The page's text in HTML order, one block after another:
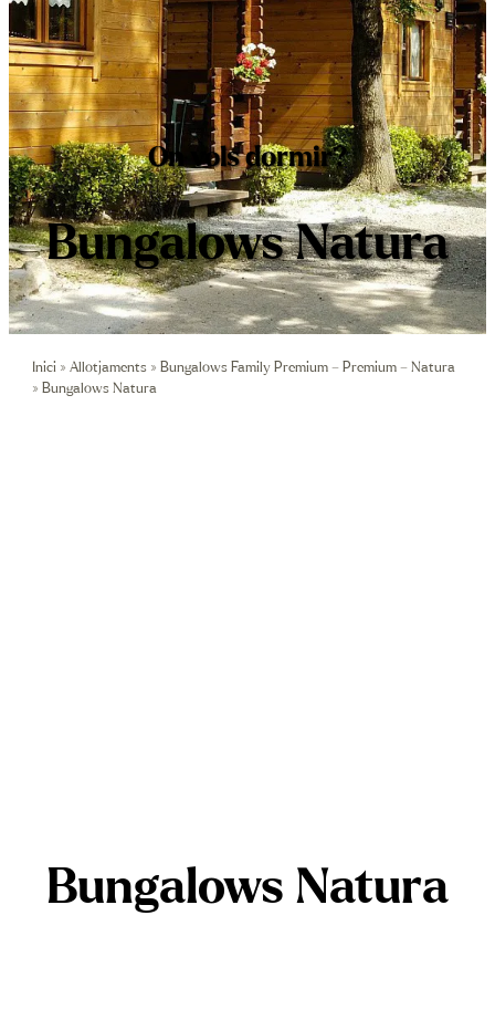
Contacte
Oferta
+34 972
On vols dormir?
Bungalows Natura
Inici » Allotjaments » Bungalows Family Premium – Premium – Natura
» Bungalows Natura
Bungalows Natura